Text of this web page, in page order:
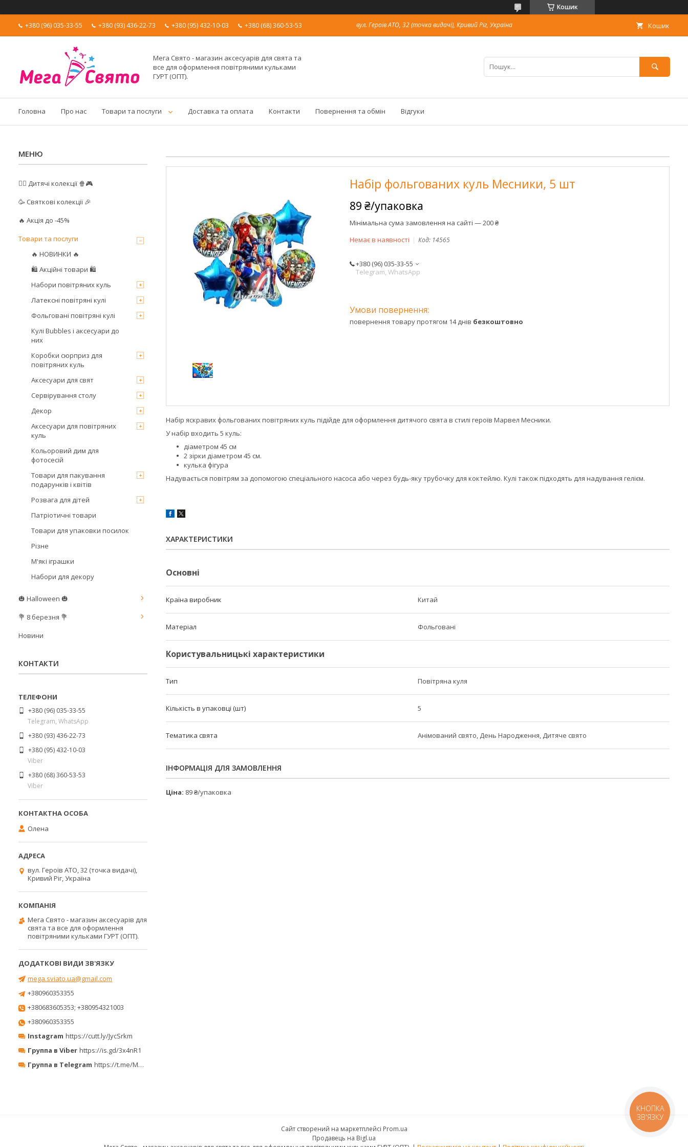
Кошик
+380 (96) 035-33-55 +380 (93) 436-22-73 +380 (95) 432-10-03 +380 (68) 360-53-53 вул. Героїв АТО, 32 (точка видачі), Кривий Ріг, Україна Кошик
Мега Свято - магазин аксесуарів для свята та
все для оформлення повітряними кульками
ГУРТ (ОПТ).
Головна Про нас Товари та послуги Доставка та оплата Контакти Повернення та обмін Відгуки
Набір фольгованих куль Месники, 5 шт
89 ₴/упаковка
Мінімальна сума замовлення на сайті — 200 ₴
Немає в наявності
Код: 14565
+380 (96) 035-33-55
Telegram, WhatsApp
повернення товару протягом 14 днів безкоштовно
Набір яскравих фольгованих повітряних куль підійде для оформлення дитячого свята в стилі героїв Марвел Месники.
У набір входить 5 куль:
діаметром 45 см
2 зірки діаметром 45 см.
кулька фігура
Надувається повітрям за допомогою спеціального насоса або через будь-яку трубочку для коктейлю. Кулі також підходять для надування гелієм.
ХАРАКТЕРИСТИКИ
Основні
Країна виробник Китай
Матеріал Фольговані
Користувальницькі характеристики
Тип Повітряна куля
Кількість в упаковці (шт) 5
Тематика свята Анімований свято, День Народження, Дитяче свято
ІНФОРМАЦІЯ ДЛЯ ЗАМОВЛЕННЯ
Ціна: 89 ₴/упаковка
🦸‍♂️ Дитячі колекції 🍿🎮
🥳 Святкові колекції 🎉
🔥 Акція до -45%
Товари та послуги
🔥 НОВИНКИ 🔥
🛍 Акційні товари 🛍
Набори повітряних куль
Латексні повітряні кулі
Фольговані повітряні кулі
Кулі Bubbles і аксесуари до
них
Коробки сюрприз для
повітряних куль
Аксесуари для свят
Сервірування столу
Декор
Аксесуари для повітряних
куль
Кольоровий дим для
фотосесій
Товари для пакування
подарунків і квітів
Розвага для дітей
Патріотичні товари
Товари для упаковки посилок
Різне
М'які іграшки
Набори для декору
🎃 Halloween 🎃
💐 8 березня 💐
Новини
КОНТАКТИ
+380 (96) 035-33-55
Telegram, WhatsApp
+380 (93) 436-22-73
+380 (95) 432-10-03
Viber
+380 (68) 360-53-53
Viber
Олена
вул. Героїв АТО, 32 (точка видачі),
Кривий Ріг, Україна
Мега Свято - магазин аксесуарів для
свята та все для оформлення
повітряними кульками ГУРТ (ОПТ).
mega.sviato.ua@gmail.com
+380960353355
+380683605353; +380954321003
+380960353355
Instagram https://cutt.ly/JycSrkm
Группа в Viber https://is.gd/3x4nR1
Группа в Telegram https://t.me/MegaPrazdnikUA
Сайт створений на маркетплейсі Prom.ua
Продавець на Bigl.ua
КНОПКА
ЗВ'ЯЗКУ